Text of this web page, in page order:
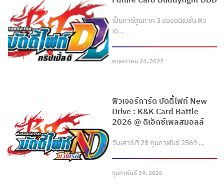
เป็นการ์ตูนภาค 3 ของอนิเมชั่น ฟิว
เจ…
พฤษภาคม 24, 2022
ฟิวเจอร์การ์ด บัดดี้ไฟท์ New
Drive : K&K Card Battle
2026 @ ดิเอ็กซ์เพลสมอลล์
วันเสาร์ ที่ 28 กุมภาพันธ์ 2569 …
กุมภาพันธ์ 19, 2026